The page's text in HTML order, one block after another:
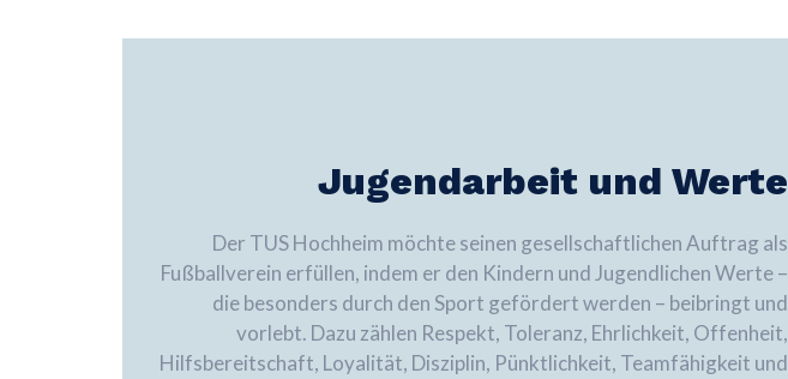
Jugendarbeit und Werte
Der TUS Hochheim möchte seinen gesellschaftlichen Auftrag als
Fußballverein erfüllen, indem er den Kindern und Jugendlichen Werte –
die besonders durch den Sport gefördert werden – beibringt und
vorlebt. Dazu zählen Respekt, Toleranz, Ehrlichkeit, Offenheit,
Hilfsbereitschaft, Loyalität, Disziplin, Pünktlichkeit, Teamfähigkeit und